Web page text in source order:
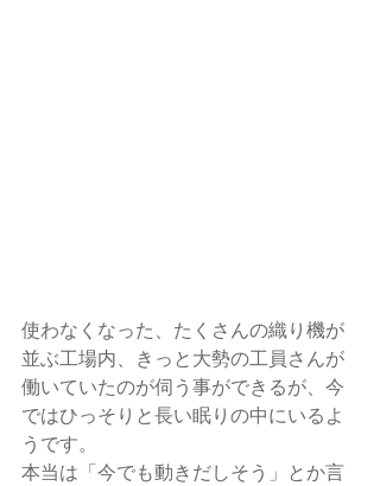
使わなくなった、たくさんの織り機が
並ぶ工場内、きっと大勢の工員さんが
働いていたのが伺う事ができるが、今
ではひっそりと長い眠りの中にいるよ
うです。
本当は「今でも動きだしそう」とか言